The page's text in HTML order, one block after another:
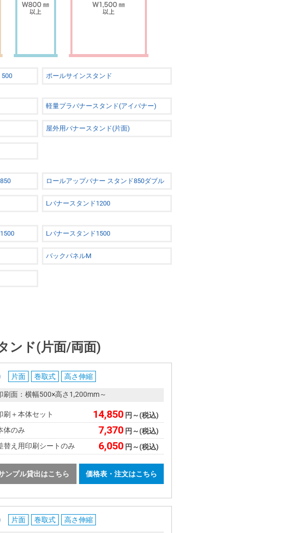
500 ポールサインスタンド
軽量プラバナースタンド(アイバナー)
屋外用バナースタンド(片面)
ロールアップバナー スタンド850ダブル
Lバナースタンド1200
Lバナースタンド1500
バックパネルM
ンド(片面/両面)
片面 巻取式 高さ伸縮
刷面：横幅500×高さ1,200mm～
刷＋本体セット 14,850 円～(税込)
体のみ
7,370 円～(税込)
替え用印刷シートのみ
6,050 円～(税込)
ンプル貸出はこちら 価格表・注文はこちら
片面 巻取式 高さ伸縮